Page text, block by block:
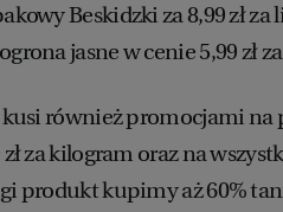
Beskidzki za 8,99 zł
jasne w cenie 5,99 zł
również promocjami na
zł za kilogram oraz na
produkt kupimy aż 60%